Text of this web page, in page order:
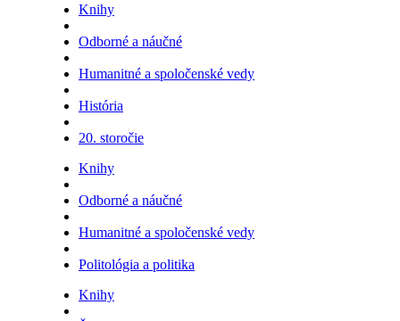
Knihy
Odborné a náučné
Humanitné a spoločenské vedy
História
20. storočie
Knihy
Odborné a náučné
Humanitné a spoločenské vedy
Politológia a politika
Knihy